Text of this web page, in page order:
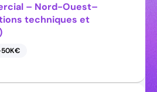
– Nord-Ouest–
techniques et